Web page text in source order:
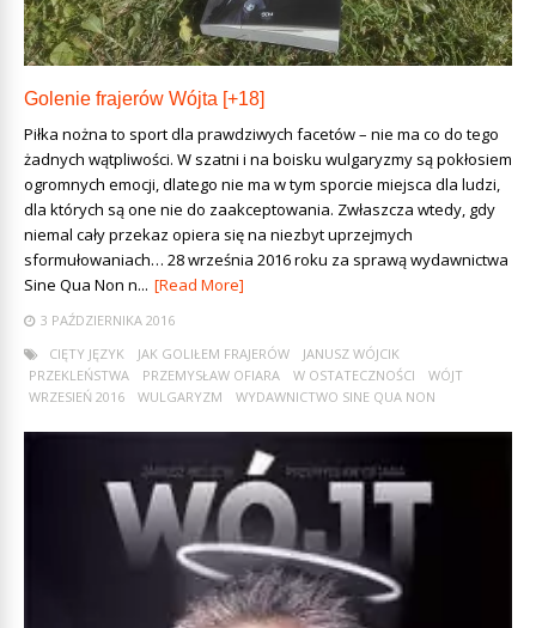
Golenie frajerów Wójta [+18]
Piłka nożna to sport dla prawdziwych facetów – nie ma co do tego
żadnych wątpliwości. W szatni i na boisku wulgaryzmy są pokłosiem
ogromnych emocji, dlatego nie ma w tym sporcie miejsca dla ludzi,
dla których są one nie do zaakceptowania. Zwłaszcza wtedy, gdy
niemal cały przekaz opiera się na niezbyt uprzejmych
sformułowaniach… 28 września 2016 roku za sprawą wydawnictwa
Sine Qua Non n... [Read More]
3 PAŹDZIERNIKA 2016
CIĘTY JĘZYK
JAK GOLIŁEM FRAJERÓW
JANUSZ WÓJCIK
PRZEKLEŃSTWA
PRZEMYSŁAW OFIARA W OSTATECZNOŚCI
WÓJT
WRZESIEŃ 2016
WULGARYZM WYDAWNICTWO SINE QUA NON